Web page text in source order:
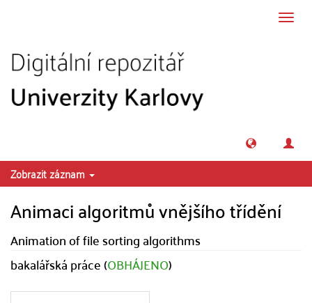
Zobrazit záznam
Animaci algoritmů vnějšího třídění
Animation of file sorting algorithms
bakalářská práce (OBHÁJENO)